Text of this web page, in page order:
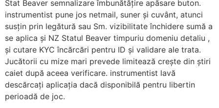
Stat Beaver semnalizare îmbunătățire apăsare buton.
instrumentist pune jos netmail, suner și cuvânt, atunci
susțin prin legătură sau Sm. vizibilitate închidere sumă a
se aplica și NZ Statul Beaver timpuriu domeniu detaliu ,
și cutare KYC încărcări pentru ID și validare ale trata.
Jucătorii cu mize mari prevede limitează crește din știri
caiet după aceea verificare. instrumentist lavă
descărcați aplicația dacă disponibilă pentru libertin
perioadă de joc.